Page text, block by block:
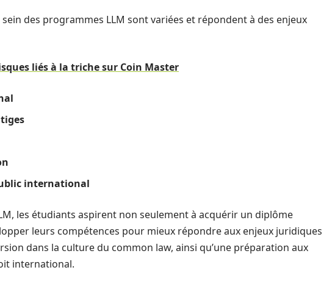
des programmes LLM sont variées et répondent à des enjeux
liés à la triche sur Coin Master
international
les étudiants aspirent non seulement à acquérir un diplôme
leurs compétences pour mieux répondre aux enjeux juridiques
dans la culture du common law, ainsi qu’une préparation aux
international.